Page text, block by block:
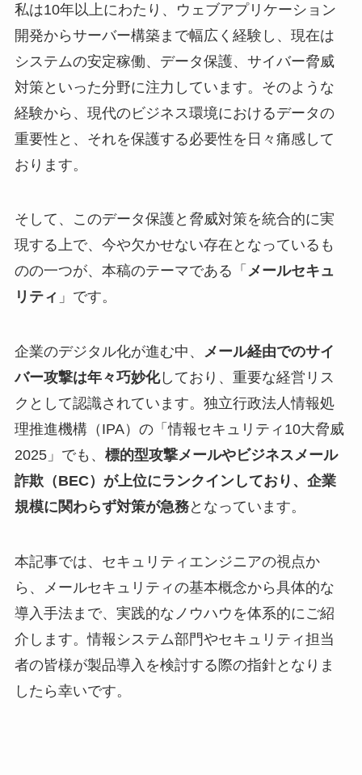
私は10年以上にわたり、ウェブアプリケーション
開発からサーバー構築まで幅広く経験し、現在は
システムの安定稼働、データ保護、サイバー脅威
対策といった分野に注力しています。そのような
経験から、現代のビジネス環境におけるデータの
重要性と、それを保護する必要性を日々痛感して
おります。
そして、このデータ保護と脅威対策を統合的に実
現する上で、今や欠かせない存在となっているも
のの一つが、本稿のテーマである「 メールセキュ
リティ 」です。
企業のデジタル化が進む中、 メール経由でのサイ
バー攻撃は年々巧妙化しており、重要な経営リス
クとして認識されています。独立行政法人情報処
理推進機構（IPA）の「情報セキュリティ10大脅威
2025」でも、 標的型攻撃メールやビジネスメール
詐欺（BEC）が上位にランクインしており、企業
規模に関わらず対策が急務となっています。
本記事では、セキュリティエンジニアの視点か
ら、メールセキュリティの基本概念から具体的な
導入手法まで、実践的なノウハウを体系的にご紹
介します。情報システム部門やセキュリティ担当
者の皆様が製品導入を検討する際の指針となりま
したら幸いです。